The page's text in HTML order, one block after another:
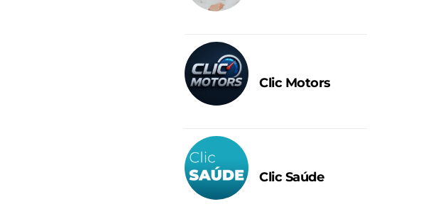
Clic Motors
Clic Saúde